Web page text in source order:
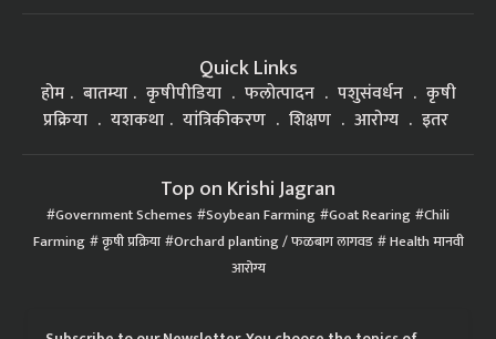
Quick Links
होम बातम्या कृषीपीडिया फलोत्पादन पशुसंवर्धन
कृषी
प्रक्रिया
यशकथा यांत्रिकीकरण शिक्षण आरोग्य इतर
Top on Krishi Jagran
Government Schemes Soybean Farming Goat Rearing Chili
Farming कृषी प्रक्रिया Orchard planting / फळबाग लागवड Health मानवी
आरोग्य